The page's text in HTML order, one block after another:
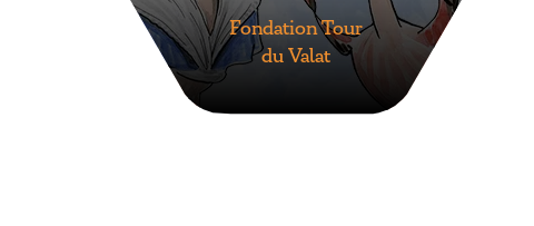
Fondation Tour
du Valat